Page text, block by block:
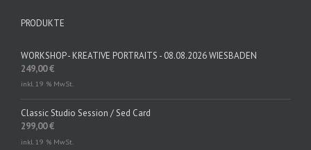
PRODUKTE
WORKSHOP - KREATIVE PORTRAITS - 08.08.2026 WIESBADEN
249,00€
inkl. 19 % MwSt.
Classic Studio Session / Sed Card
299,00€
inkl. 19 % MwSt.